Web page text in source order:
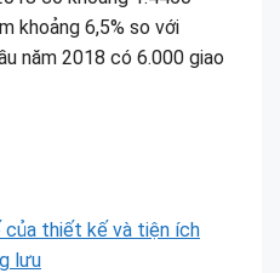
khoảng 6,5% so với
năm 2018 có 6.000 giao
thiết kế và tiện ích
lưu